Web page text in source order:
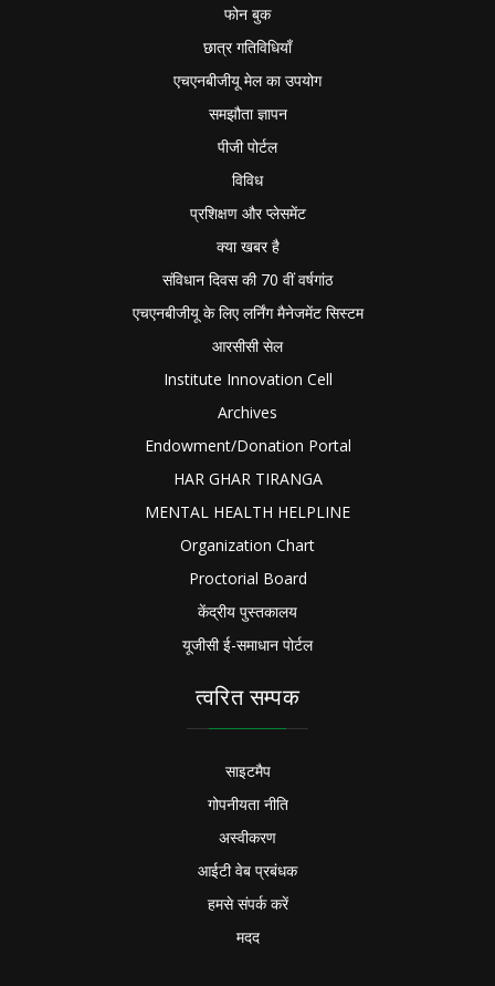
फोन बुक
छात्र गतिविधियाँ
एचएनबीजीयू मेल का उपयोग
समझौता ज्ञापन
पीजी पोर्टल
विविध
प्रशिक्षण और प्लेसमेंट
क्या खबर है
संविधान दिवस की 70 वीं वर्षगांठ
एचएनबीजीयू के लिए लर्निंग मैनेजमेंट सिस्टम
आरसीसी सेल
Institute Innovation Cell
Archives
Endowment/Donation Portal
HAR GHAR TIRANGA
MENTAL HEALTH HELPLINE
Organization Chart
Proctorial Board
केंद्रीय पुस्तकालय
यूजीसी ई-समाधान पोर्टल
त्वरित सम्पक
साइटमैप
गोपनीयता नीति
अस्वीकरण
आईटी वेब प्रबंधक
हमसे संपर्क करें
मदद